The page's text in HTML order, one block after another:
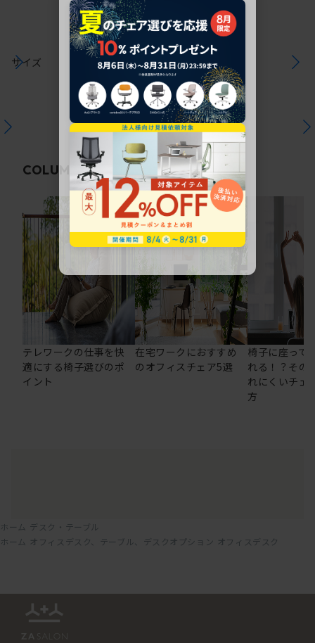
サイズ
COLUMN関連コラム
テレワークの仕事を快
適にする椅子選びのポ
イント
在宅ワークにおすすめ
のオフィスチェア5選
椅子に座って
れる！？その
れにくいチェ
方
ホーム デスク・テーブル
ホーム
オフィスデスク、テーブル、デスクオプション オフィスデスク